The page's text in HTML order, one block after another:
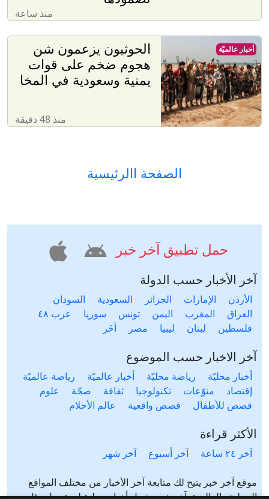
منذ ساعة
الحوثيون يزعمون شن
هجوم ضخم على قوات
يمنية وسعودية في المخا
منذ 48 دقيقة
أخبار عالميّة
الصفحة االرئيسية
حمل تطبيق آخر خبر
آخر الأخبار حسب الدولة
الأردن الإمارات الجزائر السعودية
السودان
العراق
المغرب اليمن تونس سوريا
عرب ٤٨
فلسطين
لبنان ليبيا مصر آخَر
آخر الاخبار حسب الموضوع
أخبار محليّة رياضة محليّة أخبار عالميّة
رياضة عالميّة
إقتصاد
منوّعات تكنولوجيا ثقافة صحّة
علوم
قصص للأطفال
قصص واقعية عالم الأحلام
الأكثر قراءة
آخر ٢٤ ساعة آخر أسبوع آخر شهر
موقع آخر خبر يتيح لك متابعة آخر الأخبار من مختلف المواقع